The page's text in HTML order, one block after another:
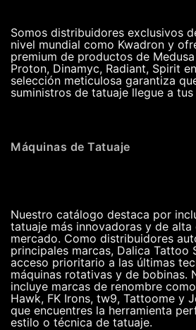
Somos distribuidores exclusivos
nivel mundial como Kwadron y
premium de productos de
Proton, Dinamyc, Radiant, Spirit
selección meticulosa garantiza
suministros de tatuaje llegue a tus
Máquinas de Tatuaje
Nuestro catálogo destaca por
tatuaje más innovadoras y de alta
mercado. Como distribuidores
principales marcas, Dalica Tattoo
acceso prioritario a las últimas
máquinas rotativas y de bobinas.
incluye marcas de renombre
Hawk, FK Irons, tw9, Tattoome y
que encuentres la herramienta
estilo o técnica de tatuaje.